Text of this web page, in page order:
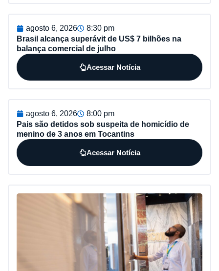
agosto 6, 2026
8:30 pm
Brasil alcança superávit de US$ 7 bilhões na
balança comercial de julho
Acessar Notícia
agosto 6, 2026
8:00 pm
Pais são detidos sob suspeita de homicídio de
menino de 3 anos em Tocantins
Acessar Notícia